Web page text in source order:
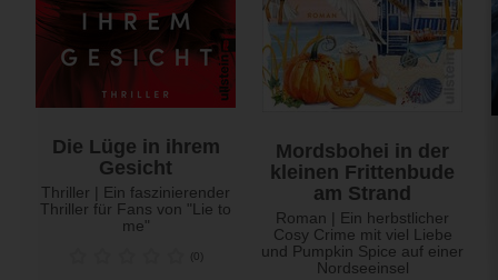
Die Lüge in ihrem
Gesicht
Thriller | Ein faszinierender
Thriller für Fans von "Lie to
me"
(0)
Mordsbohei in der
kleinen Frittenbude
am Strand
Roman | Ein herbstlicher
Cosy Crime mit viel Liebe
und Pumpkin Spice auf einer
Nordseeinsel